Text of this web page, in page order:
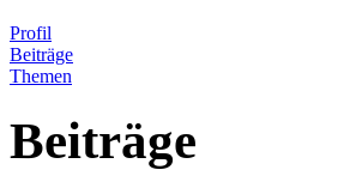
Profil
Beiträge
Themen
Beiträge